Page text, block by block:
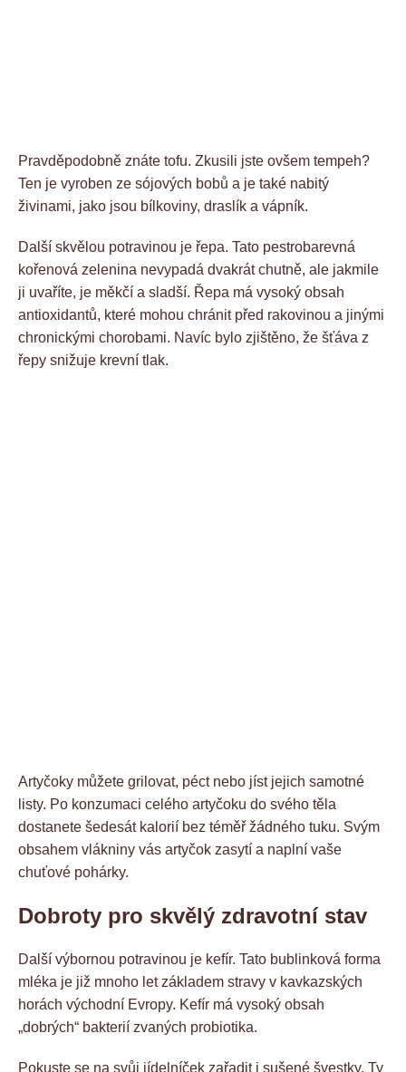
Pravděpodobně znáte tofu. Zkusili jste ovšem tempeh?
Ten je vyroben ze sójových bobů a je také nabitý
živinami, jako jsou bílkoviny, draslík a vápník.
Další skvělou potravinou je řepa. Tato pestrobarevná
kořenová zelenina nevypadá dvakrát chutně, ale jakmile
ji uvaříte, je měkčí a sladší. Řepa má vysoký obsah
antioxidantů, které mohou chránit před rakovinou a jinými
chronickými chorobami. Navíc bylo zjištěno, že šťáva z
řepy snižuje krevní tlak.
Artyčoky můžete grilovat, péct nebo jíst jejich samotné
listy. Po konzumaci celého artyčoku do svého těla
dostanete šedesát kalorií bez téměř žádného tuku. Svým
obsahem vlákniny vás artyčok zasytí a naplní vaše
chuťové pohárky.
Dobroty pro skvělý zdravotní stav
Další výbornou potravinou je kefír. Tato bublinková forma
mléka je již mnoho let základem stravy v kavkazských
horách východní Evropy. Kefír má vysoký obsah
„dobrých“ bakterií zvaných probiotika.
Pokuste se na svůj jídelníček zařadit i sušené švestky. Ty